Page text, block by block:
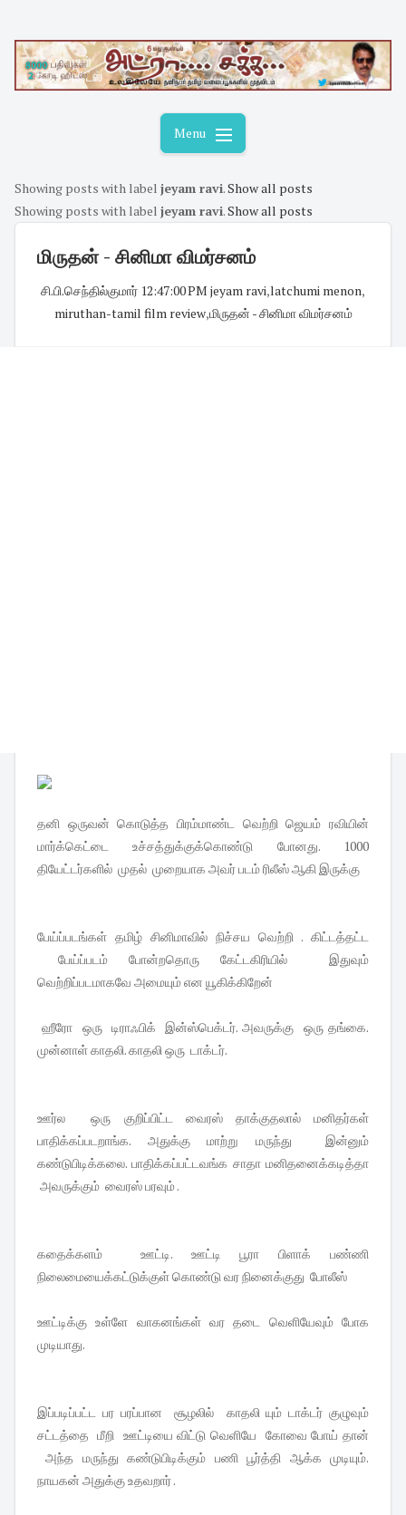
content
Menu
Showing posts with label jeyam ravi.Show all posts
Showing posts with label jeyam ravi.Show all posts
மிருதன் - சினிமா விமர்சனம்
சி.பி.செந்தில்குமார் 12:47:00 PM jeyam ravi,latchumi menon,
miruthan-tamil film review,மிருதன் - சினிமா விமர்சனம்
தனி ஒருவன் கொடுத்த பிரம்மாண்ட வெற்றி ஜெயம் ரவியின்
மார்க்கெட்டை உச்சத்துக்குக்கொண்டு போனது. 1000
தியேட்டர்களில் முதல் முறையாக அவர் படம் ரிலீஸ் ஆகி இருக்கு
பேய்ப்படங்கள் தமிழ் சினிமாவில் நிச்சய வெற்றி . கிட்டத்தட்ட
பேய்ப்படம் போன்றதொரு கேட்டகிரியில் இதுவும்
வெற்றிப்படமாகவே அமையும் என யூகிக்கிறேன்
ஹீரோ ஒரு டிராஃபிக் இன்ஸ்பெக்டர். அவருக்கு ஒரு தங்கை.
முன்னாள் காதலி. காதலி ஒரு டாக்டர்.
ஊர்ல ஒரு குறிப்பிட்ட வைரஸ் தாக்குதலால் மனிதர்கள்
பாதிக்கப்படறாங்க. அதுக்கு மாற்று மருந்து இன்னும்
கண்டுபிடிக்கலை. பாதிக்கப்பட்டவங்க சாதா மனிதனைக்கடித்தா
அவருக்கும் வைரஸ் பரவும் .
கதைக்களம் ஊட்டி. ஊட்டி பூரா பிளாக் பண்ணி
நிலைமையைக்கட்டுக்குள் கொண்டு வர நினைக்குது போலீஸ்
ஊட்டிக்கு உள்ளே வாகனங்கள் வர தடை வெளியேவும் போக
முடியாது.
இப்படிப்பட்ட பர பரப்பான சூழலில் காதலி யும் டாக்டர் குழுவும்
சட்டத்தை மீறி ஊட்டியை விட்டு வெளியே கோவை போய் தான்
அந்த மருந்து கண்டுபிடிக்கும் பணி பூர்த்தி ஆக்க முடியும்.
நாயகன் அதுக்கு உதவறார் .